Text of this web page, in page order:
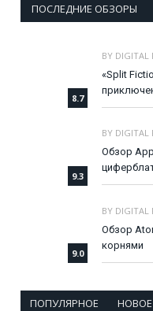
ПОСЛЕДНИЕ ОБЗОРЫ
8.7
BY DIGITAL
«Split
9.3
BY DIGITAL
Обзор
9.0
BY DIGITAL
Обзор
корнями
ПОПУЛЯРНОЕ НОВОЕ